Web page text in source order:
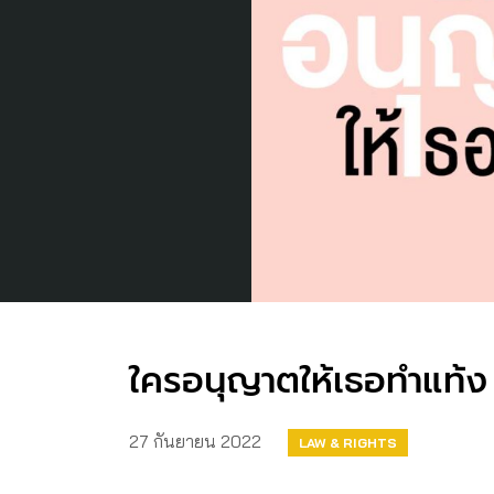
ใครอนุญาตให้เธอทำแท้
27 กันยายน 2022 LAW & RIGHTS